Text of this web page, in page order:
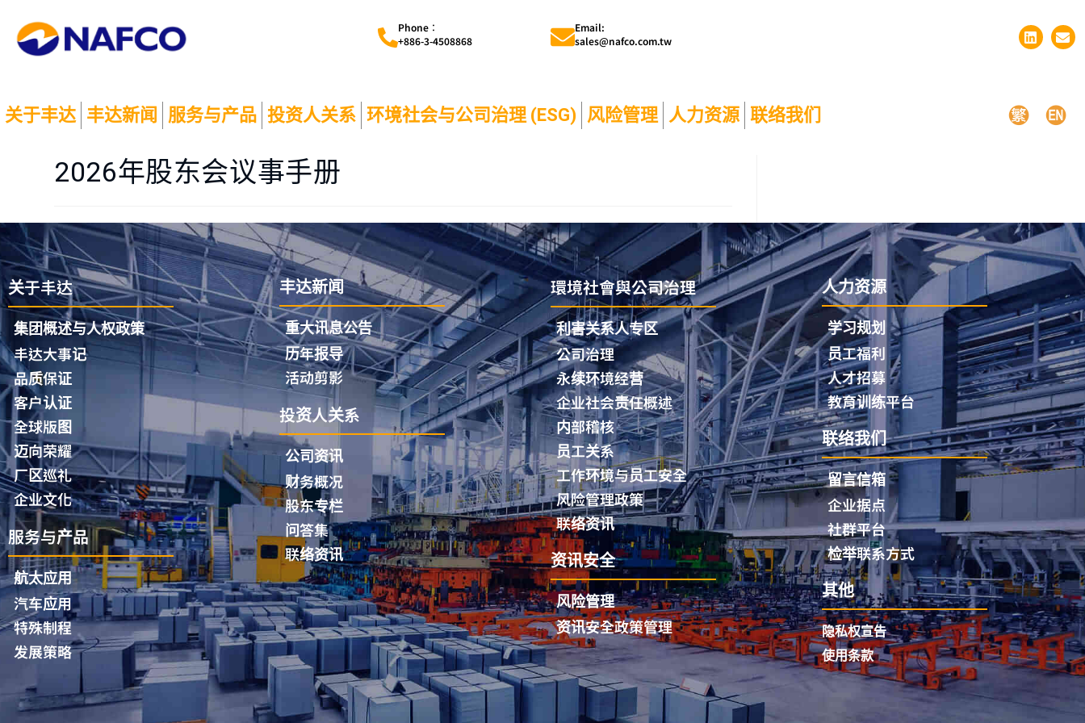
Phone︰
+886-3-4508868
Email:
sales@nafco.com.tw
关于丰达 丰达新闻 服务与产品 投资人关系 环境社会与公司治理 (ESG) 风险管理 人力资源 联络我们
2026年股东会议事手册
关于丰达
集团概述与人权政策
丰达大事记
品质保证
客户认证
全球版图
迈向荣耀
厂区巡礼
企业文化
服务与产品
航太应用
汽车应用
特殊制程
发展策略
丰达新闻
重大讯息公告
历年报导
活动剪影
投资人关系
公司资讯
财务概况
股东专栏
问答集
联络资讯
環境社會與公司治理
利害关系人专区
公司治理
永续环境经营
企业社会责任概述
内部稽核
员工关系
工作环境与员工安全
风险管理政策
联络资讯
资讯安全
风险管理
资讯安全政策管理
人力资源
学习规划
员工福利
人才招募
教育训练平台
联络我们
留言信箱
企业据点
社群平台
检举联系方式
其他
隐私权宣告
使用条款